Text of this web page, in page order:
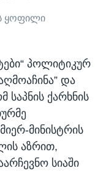
ყოფილი
პოლიტიკურ
და
საპნის ქარხნის
მინისტრის
აზრით,
სიაში